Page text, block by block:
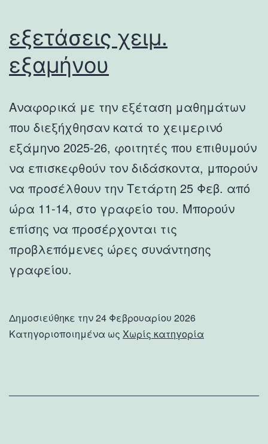
εξετάσεις χειμ.
εξαμήνου
Αναφορικά με την εξέταση μαθημάτων
που διεξήχθησαν κατά το χειμερινό
εξάμηνο 2025-26, φοιτητές που επιθυμούν
να επισκεφθούν τον διδάσκοντα, μπορούν
να προσέλθουν την Τετάρτη 25 Φεβ. από
ώρα 11-14, στο γραφείο του. Μπορούν
επίσης να προσέρχονται τις
προβλεπόμενες ώρες συνάντησης
γραφείου.
Δημοσιεύθηκε την24 Φεβρουαρίου 2026
Κατηγοριοποιημένα ως Χωρίς κατηγορία